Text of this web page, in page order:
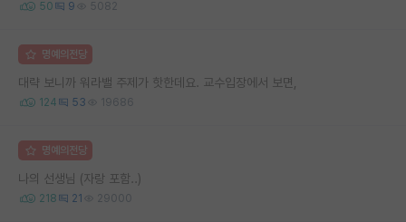
50 9 5082
명예의전당
대략 보니까 워라밸 주제가 핫한데요. 교수입장에서 보면,
124 53 19686
명예의전당
나의 선생님 (자랑 포함..)
218 21 29000